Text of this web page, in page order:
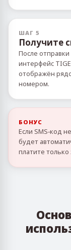
ШАГ 5
Получите
После
интерфейс
отображён
номером.
БОНУС
Если SMS‑код
будет
платите